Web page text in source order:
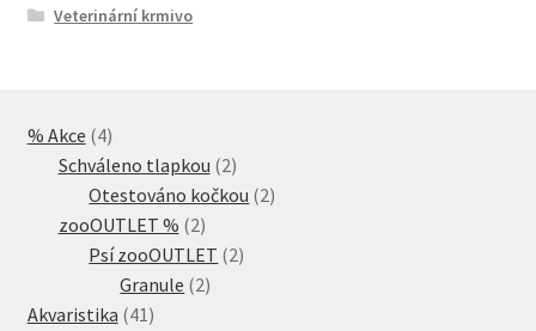
Veterinární krmivo
% Akce 44
produkty
Schváleno tlapkou 22
produkty
Otestováno kočkou 22
zooOUTLET % 22
produkty
Psí zooOUTLET 22
Granule 22
Akvaristika 41 41